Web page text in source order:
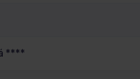
****